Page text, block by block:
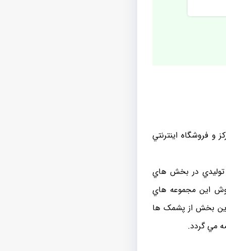
فروشگاه اينترنتي
توليدي در بخش هاي
اين مجموعه هاي
اين بخش از پشمک ها
مي گردد.